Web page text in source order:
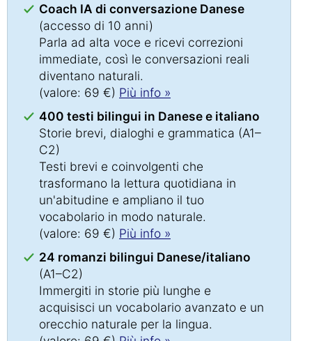
Coach IA di conversazione Danese
(accesso di 10 anni)
Parla ad alta voce e ricevi correzioni
immediate, così le conversazioni reali
diventano naturali.
(valore: 69 €) Più info »
400 testi bilingui in Danese e italiano
Storie brevi, dialoghi e grammatica (A1–
C2)
Testi brevi e coinvolgenti che
trasformano la lettura quotidiana in
un'abitudine e ampliano il tuo
vocabolario in modo naturale.
(valore: 69 €) Più info »
24 romanzi bilingui Danese/italiano
(A1–C2)
Immergiti in storie più lunghe e
acquisisci un vocabolario avanzato e un
orecchio naturale per la lingua.